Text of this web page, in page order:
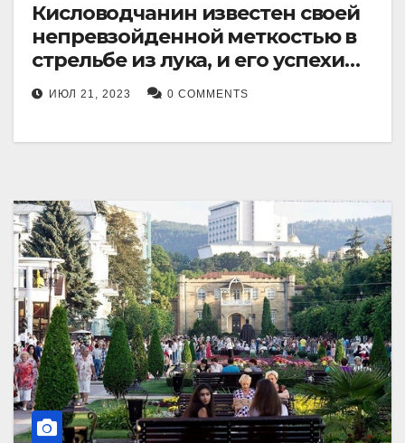
Кисловодчанин известен своей
непревзойденной меткостью в
стрельбе из лука, и его успехи
прославили его в
Ставропольском крае.
ИЮЛ 21, 2023 0 COMMENTS